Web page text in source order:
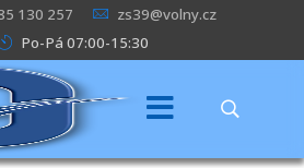
130 257
zs39@volny.cz
Po-Pá 07:00-15:30